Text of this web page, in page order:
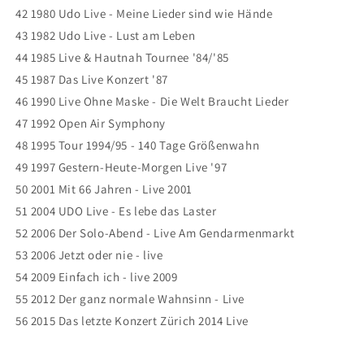
42 1980 Udo Live - Meine Lieder sind wie Hände
43 1982 Udo Live - Lust am Leben
44 1985 Live & Hautnah Tournee '84/'85
45 1987 Das Live Konzert '87
46 1990 Live Ohne Maske - Die Welt Braucht Lieder
47 1992 Open Air Symphony
48 1995 Tour 1994/95 - 140 Tage Größenwahn
49 1997 Gestern-Heute-Morgen Live '97
50 2001 Mit 66 Jahren - Live 2001
51 2004 UDO Live - Es lebe das Laster
52 2006 Der Solo-Abend - Live Am Gendarmenmarkt
53 2006 Jetzt oder nie - live
54 2009 Einfach ich - live 2009
55 2012 Der ganz normale Wahnsinn - Live
56 2015 Das letzte Konzert Zürich 2014 Live